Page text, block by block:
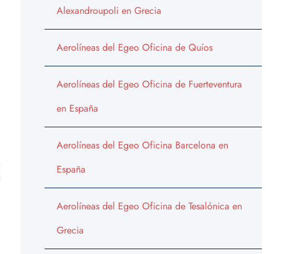
Alexandroupoli en Grecia
Aerolíneas del Egeo Oficina de Quíos
Aerolíneas del Egeo Oficina de Fuerteventura
en España
Aerolíneas del Egeo Oficina Barcelona en
España
Aerolíneas del Egeo Oficina de Tesalónica en
Grecia